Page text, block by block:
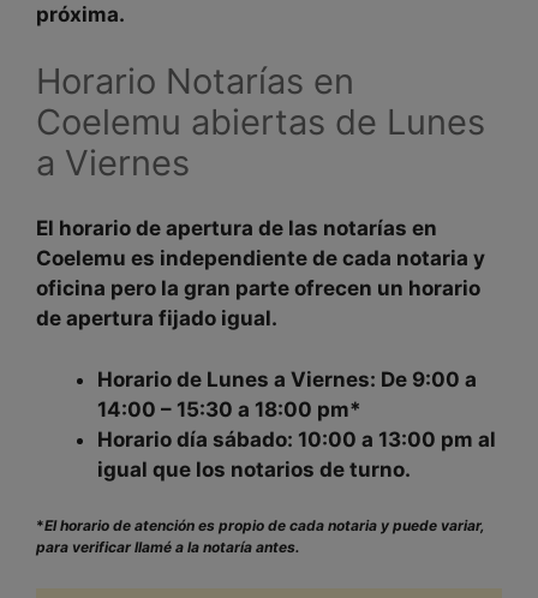
próxima.
Horario Notarías en
Coelemu abiertas de Lunes
a Viernes
El horario de apertura de las notarías en
Coelemu es independiente de cada notaria y
oficina pero la gran parte ofrecen un horario
de apertura fijado igual.
Horario de Lunes a Viernes: De 9:00 a
14:00 – 15:30 a 18:00 pm*
Horario día sábado: 10:00 a 13:00 pm al
igual que los notarios de turno.
*El horario de atención es propio de cada notaria y puede variar,
para verificar llamé a la notaría antes.